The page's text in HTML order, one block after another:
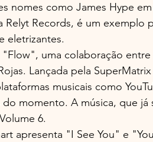
nomes como James Hype
Relyt Records, é um
eletrizantes.
uma colaboração
Lançada pela
musicais como
momento. A música, que
6.
apresenta "I See You" e